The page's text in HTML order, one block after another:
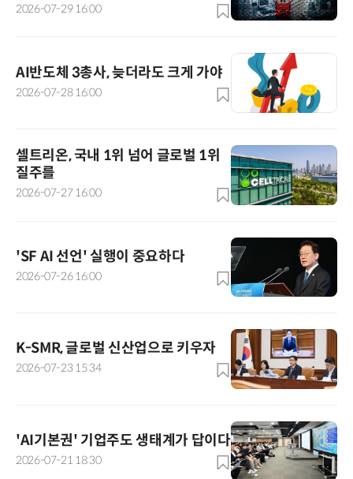
2026-07-29 16:00
AI반도체 3총사, 늦더라도 크게 가야
2026-07-28 16:00
셀트리온, 국내 1위 넘어 글로벌 1위
질주를
2026-07-27 16:00
'SF AI 선언' 실행이 중요하다
2026-07-26 16:00
K-SMR, 글로벌 신산업으로 키우자
2026-07-23 15:34
'AI기본권' 기업주도 생태계가 답이다
2026-07-21 18:30